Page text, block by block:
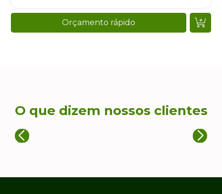
Orçamento rápido
O que dizem nossos clientes